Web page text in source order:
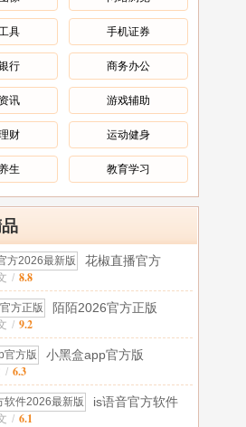
具 手机证券
行 商务办公
讯 游戏辅助
财 运动健身
生 教育学习
花椒直播官方
/ 8.8
陌陌2026官方正版
/ 9.2
小黑盒app官方版
/ 6.3
is语音官方软件
/ 6.1